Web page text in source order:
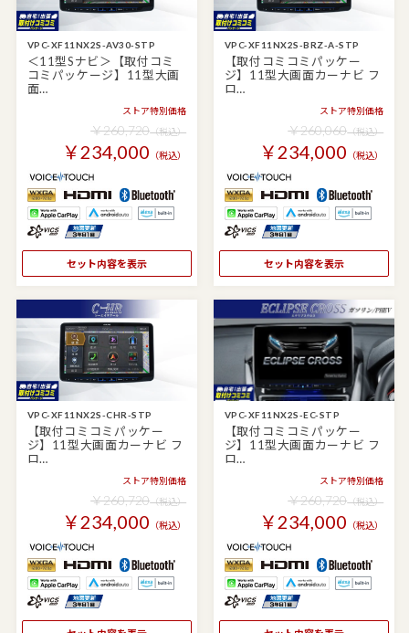
VPC-XF11NX2S-AV30-STP
＜11型Sナビ＞【取付コミ
コミパッケージ】11型大画
面…
ストア特別価格
￥260,720（税込）
￥234,000 （税込）
セット内容を表示
VPC-XF11NX2S-BRZ-A-STP
【取付コミコミパッケー
ジ】11型大画面カーナビ フ
ロ…
ストア特別価格
￥260,060（税込）
￥234,000 （税込）
セット内容を表示
VPC-XF11NX2S-CHR-STP
【取付コミコミパッケー
ジ】11型大画面カーナビ フ
ロ…
ストア特別価格
￥260,720（税込）
￥234,000 （税込）
VPC-XF11NX2S-EC-STP
【取付コミコミパッケー
ジ】11型大画面カーナビ フ
ロ…
ストア特別価格
￥260,720（税込）
￥234,000 （税込）